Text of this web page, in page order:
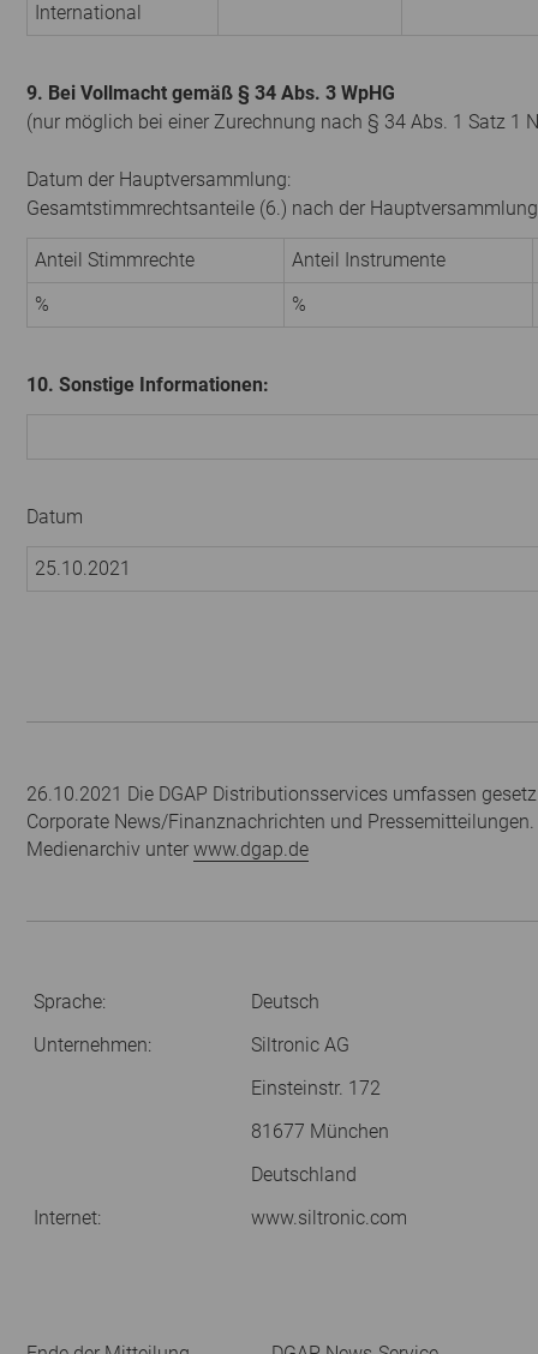
International
9. Bei Vollmacht gemäß § 34 Abs. 3 WpHG
(nur möglich bei einer Zurechnung nach § 34 Abs. 1 Satz 1
Datum der Hauptversammlung:
Gesamtstimmrechtsanteile (6.) nach der
Anteil Stimmrechte
Anteil Instrumente
%
%
10. Sonstige Informationen:
Datum
25.10.2021
26.10.2021 Die DGAP Distributionsservices umfassen
Corporate News/Finanznachrichten und Pressemitteilungen.
Medienarchiv unter www.dgap.de
Sprache:
Deutsch
Unternehmen:
Siltronic AG
Einsteinstr. 172
81677 München
Deutschland
Internet:
www.siltronic.com